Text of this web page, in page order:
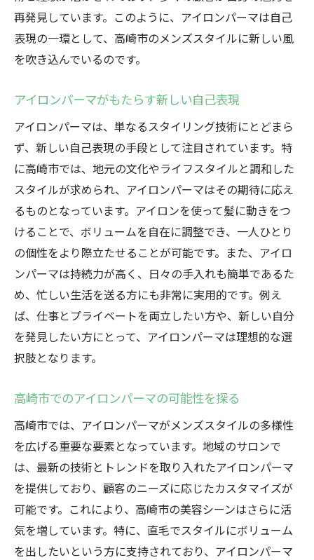
再発見しています。このように、アイロンパーマは自己
表現の一環として、高崎市のメンズスタイルに新しい風
を吹き込んでいるのです。
アイロンパーマがもたらす新しい自己表現
アイロンパーマは、単なるスタイリング技術にとどまら
ず、新しい自己表現の手段として注目されています。特
に高崎市では、地元の文化やライフスタイルと調和した
スタイルが求められ、アイロンパーマはその期待に応え
るものとなっています。アイロンを使って髪に動きをつ
けることで、ボリュームを自在に調整でき、一人ひとり
の個性をより際立たせることが可能です。また、アイロ
ンパーマは持続力が高く、日々の手入れも簡単であるた
め、忙しい生活を送る方にも非常に実用的です。例え
ば、仕事とプライベートを両立したい方や、新しい自分
を発見したい方にとって、アイロンパーマは理想的な選
択肢となります。
高崎市でのアイロンパーマの可能性を探る
高崎市では、アイロンパーマがメンズスタイルの多様性
を広げる重要な要素となっています。地域のサロンで
は、最新の技術とトレンドを取り入れたアイロンパーマ
を提供しており、顧客のニーズに応じたカスタマイズが
可能です。これにより、高崎市の美容シーンはさらに活
気を増しています。特に、直毛でスタイルにボリューム
を出したいという方に支持されており、アイロンパーマ